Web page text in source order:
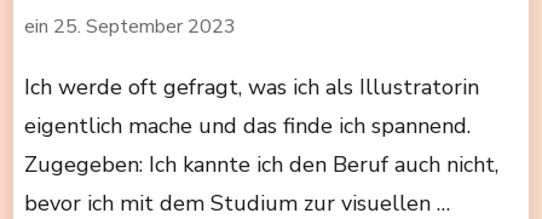
ein 25. September 2023
Ich werde oft gefragt, was ich als Illustratorin
eigentlich mache und das finde ich spannend.
Zugegeben: Ich kannte ich den Beruf auch nicht,
bevor ich mit dem Studium zur visuellen …